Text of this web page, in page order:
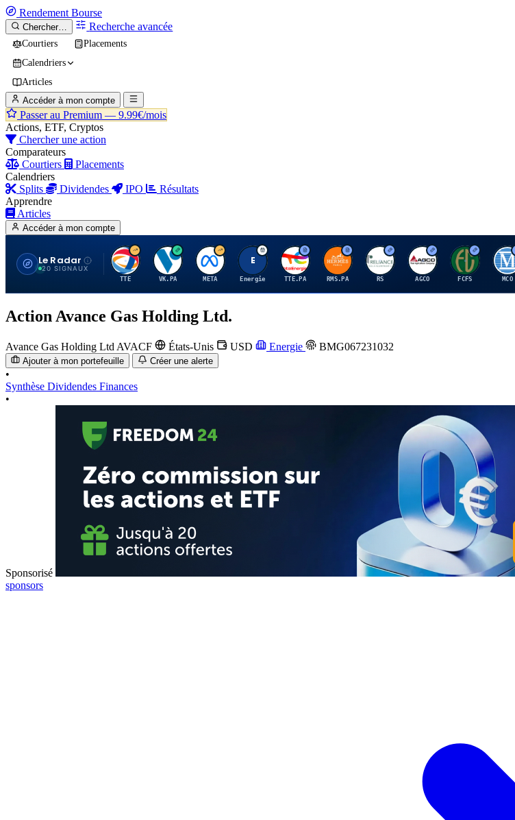
Rendement Bourse
Chercher… Recherche avancée
Courtiers
Placements
Calendriers
Articles
Accéder à mon compte
Passer au Premium — 9.99€/mois
Actions, ETF, Cryptos
Chercher une action
Comparateurs
Courtiers
Placements
Calendriers
Splits
Dividendes IPO
Résultats
Apprendre
Articles
Accéder à mon compte
Le Radar
20 SIGNAUX
T
TTE
V
VK.PA
M
META
E
Energie
T
TTE.PA
H
RMS.PA
R
RS
A
AGCO
F
FCFS
M
MCO
Action Avance Gas Holding Ltd.
Avance Gas Holding Ltd AVACF États-Unis USD Energie BMG067231032
Ajouter à mon portefeuille Créer une alerte
•
Synthèse Dividendes Finances
•
Sponsorisé
sponsors